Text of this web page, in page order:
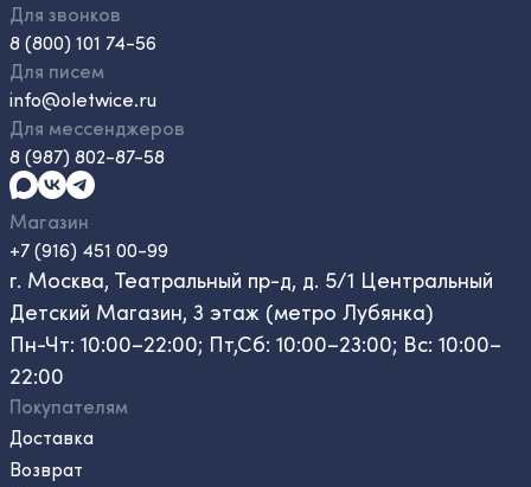
Для звонков
8 (800) 101 74-56
Для писем
info@oletwice.ru
Для мессенджеров
8 (987) 802-87-58
Магазин
+7 (916) 451 00-99
г. Москва, Театральный пр-д, д. 5/1 Центральный
Детский Магазин, 3 этаж (метро Лубянка)
Пн-Чт: 10:00–22:00; Пт,Сб: 10:00–23:00; Вс: 10:00–
22:00
Покупателям
Доставка
Возврат